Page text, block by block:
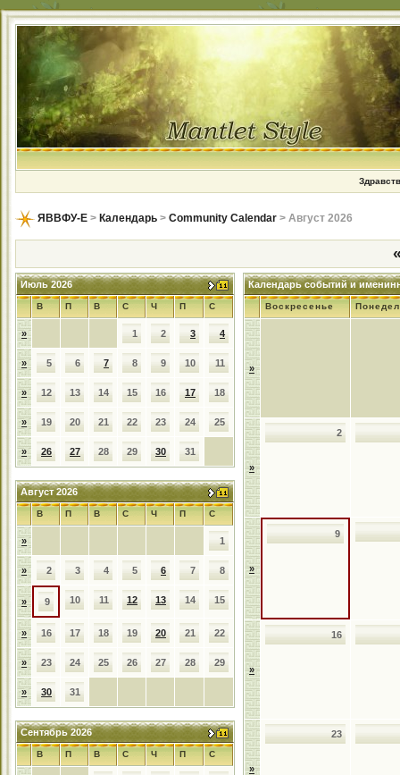
ЯВВФУ-Е > Календарь > Community Calendar > Август 2026
Июль 2026
В П В С Ч П С
» 1 2 3 4
» 5 6 7 8 9 10 11
» 12 13 14 15 16 17 18
» 19 20 21 22 23 24 25
» 26 27 28 29 30 31
Август 2026
В П В С Ч П С
» 1
» 2 3 4 5 6 7 8
» 9 10 11 12 13 14 15
» 16 17 18 19 20 21 22
» 23 24 25 26 27 28 29
» 30 31
Сентябрь 2026
В П В С Ч П С
Календарь событий и
Воскресенье
»
»
2
»
9
»
16
»
23